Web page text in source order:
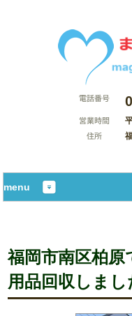
menu
福岡市南区柏原
用品回収しまし